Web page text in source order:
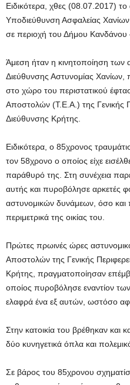
Ειδικότερα, χθες (08.07.2017)
Υποδιεύθυνση Ασφαλείας
σε περιοχή του Δήμου Κανδάνου
Άμεση ήταν η κινητοποίηση των
Διεύθυνσης Αστυνομίας
στο χώρο του περιστατικού
Αποστολών (Τ.Ε.Α.) της Γενικής
Διεύθυνσης Κρήτης.
Ειδικότερα, ο 85χρονος
τον 58χρονο ο οποίος είχε
παράθυρό της. Στη συνέχεια
αυτής και πυροβόλησε αρκετές
αστυνομικών δυνάμεων, όσο και
περιμετρικά της οικίας του.
Πρώτες πρωινές ώρες
Αποστολών της Γενικής
Κρήτης, πραγματοποίησαν
οποίος πυροβόλησε εναντίον
ελαφρά ένα εξ αυτών, ωστόσο
Στην κατοικία του βρέθηκαν και
δύο κυνηγετικά όπλα και
Σε βάρος του 85χρονου